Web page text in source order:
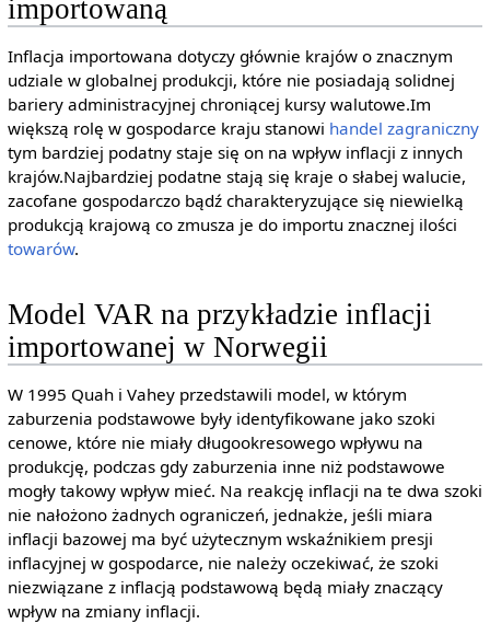
importowaną
Inflacja importowana dotyczy głównie krajów o znacznym
udziale w globalnej produkcji, które nie posiadają solidnej
bariery administracyjnej chroniącej kursy walutowe.Im
większą rolę w gospodarce kraju stanowi handel zagraniczny
tym bardziej podatny staje się on na wpływ inflacji z innych
krajów.Najbardziej podatne stają się kraje o słabej walucie,
zacofane gospodarczo bądź charakteryzujące się niewielką
produkcją krajową co zmusza je do importu znacznej ilości
towarów.
Model VAR na przykładzie inflacji
importowanej w Norwegii
W 1995 Quah i Vahey przedstawili model, w którym
zaburzenia podstawowe były identyfikowane jako szoki
cenowe, które nie miały długookresowego wpływu na
produkcję, podczas gdy zaburzenia inne niż podstawowe
mogły takowy wpływ mieć. Na reakcję inflacji na te dwa szoki
nie nałożono żadnych ograniczeń, jednakże, jeśli miara
inflacji bazowej ma być użytecznym wskaźnikiem presji
inflacyjnej w gospodarce, nie należy oczekiwać, że szoki
niezwiązane z inflacją podstawową będą miały znaczący
wpływ na zmiany inflacji.